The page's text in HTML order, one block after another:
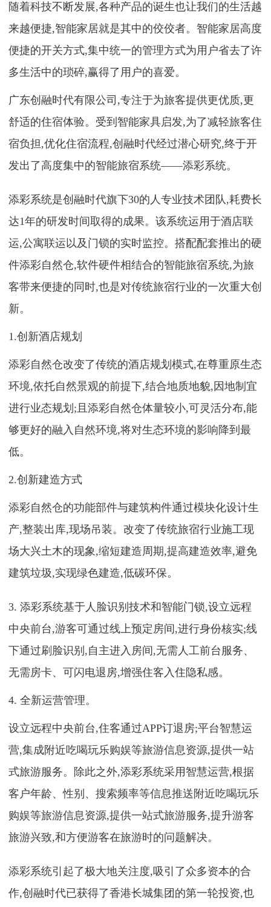
随着科技不断发展,各种产品的诞生也让我们的生活越
来越便捷,智能家居就是其中的佼佼者。智能家居高度
便捷的开关方式,集中统一的管理方式为用户省去了许
多生活中的琐碎,赢得了用户的喜爱。
广东创融时代有限公司,专注于为旅客提供更优质,更
舒适的住宿体验。受到智能家具启发,为了减轻旅客住
宿负担,优化住宿流程,创融时代经过潜心研究,终于开
发出了高度集中的智能旅宿系统——添彩系统。
添彩系统是创融时代旗下30的人专业技术团队,耗费长
达1年的研发时间取得的成果。该系统运用于酒店联
运,公寓联运以及门锁的实时监控。搭配配套推出的硬
件添彩自然仓,软件硬件相结合的智能旅宿系统,为旅
客带来便捷的同时,也是对传统旅宿行业的一次重大创
新。
1.创新酒店规划
添彩自然仓改变了传统的酒店规划模式,在尊重原生态
环境,依托自然景观的前提下,结合地质地貌,因地制宜
进行业态规划;且添彩自然仓体量较小,可灵活分布,能
够更好的融入自然环境,将对生态环境的影响降到最
低。
2.创新建造方式
添彩自然仓的功能部件与建筑构件通过模块化设计生
产,整装出库,现场吊装。改变了传统旅宿行业施工现
场大兴土木的现象,缩短建造周期,提高建造效率,避免
建筑垃圾,实现绿色建造,低碳环保。
3. 添彩系统基于人脸识别技术和智能门锁,设立远程
中央前台,游客可通过线上预定房间,进行身份核实;线
下通过刷脸识别,自主进入房间,无需人工前台服务、
无需房卡、可闪电退房,增强住客入住隐私感。
4. 全新运营管理。
设立远程中央前台,住客通过APP订退房;平台智慧运
营,集成附近吃喝玩乐购娱等旅游信息资源,提供一站
式旅游服务。除此之外,添彩系统采用智慧运营,根据
客户年龄、性别、搜索频率等信息推送附近吃喝玩乐
购娱等旅游信息资源,提供一站式旅游服务,提升游客
旅游兴致,和方便游客在旅游时的问题解决。
添彩系统引起了极大地关注度,吸引了众多资本的合
作,创融时代已获得了香港长城集团的第一轮投资,也